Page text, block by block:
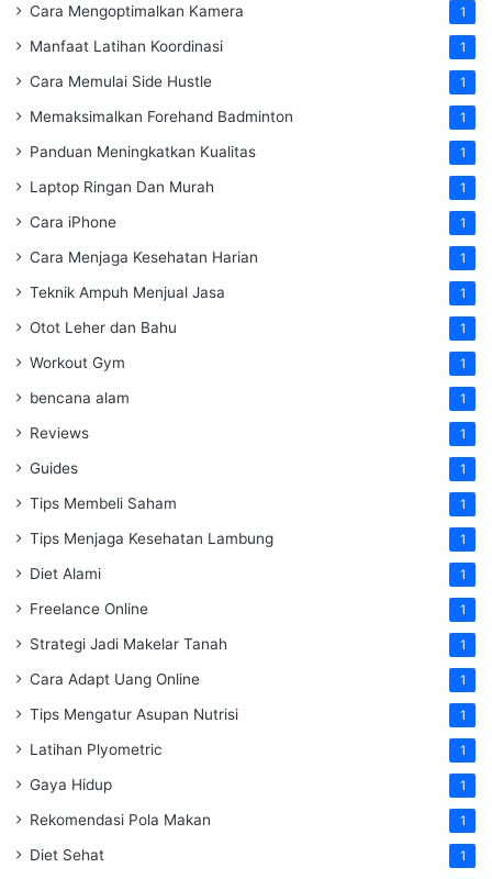
Cara Mengoptimalkan Kamera 1
Manfaat Latihan Koordinasi 1
Cara Memulai Side Hustle 1
Memaksimalkan Forehand Badminton 1
Panduan Meningkatkan Kualitas 1
Laptop Ringan Dan Murah 1
Cara iPhone 1
Cara Menjaga Kesehatan Harian 1
Teknik Ampuh Menjual Jasa 1
Otot Leher dan Bahu 1
Workout Gym 1
bencana alam 1
Reviews 1
Guides 1
Tips Membeli Saham 1
Tips Menjaga Kesehatan Lambung 1
Diet Alami 1
Freelance Online 1
Strategi Jadi Makelar Tanah 1
Cara Adapt Uang Online 1
Tips Mengatur Asupan Nutrisi 1
Latihan Plyometric 1
Gaya Hidup 1
Rekomendasi Pola Makan 1
Diet Sehat 1